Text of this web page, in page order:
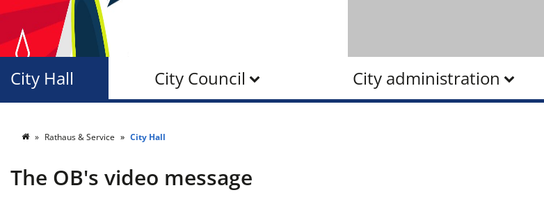
City Council City administration
City Hall
Rathaus & Service City Hall
The OB's video message